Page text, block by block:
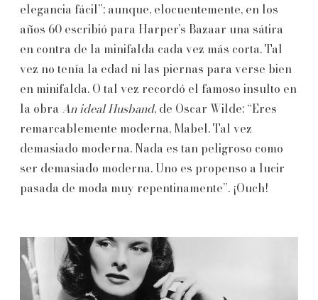
elegancia fácil”; aunque, elocuentemente, en los
años 60 escribió para Harper’s Bazaar una sátira
en contra de la minifalda cada vez más corta. Tal
vez no tenía la edad ni las piernas para verse bien
en minifalda. O tal vez recordó el famoso insulto en
la obra An ideal Husband, de Oscar Wilde: “Eres
remarcablemente moderna, Mabel. Tal vez
demasiado moderna. Nada es tan peligroso como
ser demasiado moderna. Uno es propenso a lucir
pasada de moda muy repentinamente”. ¡Ouch!